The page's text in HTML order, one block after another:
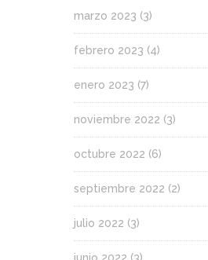
marzo 2023 (3)
febrero 2023 (4)
enero 2023 (7)
noviembre 2022 (3)
octubre 2022 (6)
septiembre 2022 (2)
julio 2022 (3)